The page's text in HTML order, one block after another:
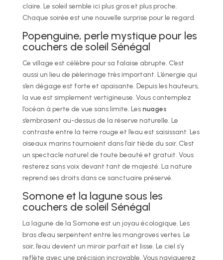
claire. Le soleil semble ici plus gros et plus proche.
Chaque soirée est une nouvelle surprise pour le regard.
Popenguine, perle mystique pour les
couchers de soleil Sénégal
Ce village est célèbre pour sa falaise abrupte. C’est
aussi un lieu de pèlerinage très important. L’énergie qui
s’en dégage est forte et apaisante. Depuis les hauteurs,
la vue est simplement vertigineuse. Vous contemplez
l’océan à perte de vue sans limite. Les nuages
s’embrasent au-dessus de la réserve naturelle. Le
contraste entre la terre rouge et l’eau est saisissant. Les
oiseaux marins tournoient dans l’air tiède du soir. C’est
un spectacle naturel de toute beauté et gratuit. Vous
resterez sans voix devant tant de majesté. La nature
reprend ses droits dans ce sanctuaire préservé.
Somone et la lagune sous les
couchers de soleil Sénégal
La lagune de la Somone est un joyau écologique. Les
bras d’eau serpentent entre les mangroves vertes. Le
soir, l’eau devient un miroir parfait et lisse. Le ciel s’y
reflète avec une précision incroyable. Vous naviguerez